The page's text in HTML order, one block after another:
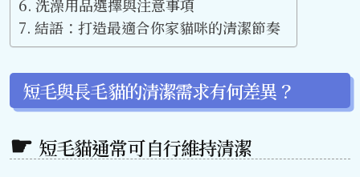
洗澡用品選擇與注意事項
結語：打造最適合你家貓咪的清潔節奏
短毛與長毛貓的清潔需求有何差異？
短毛貓通常可自行維持清潔